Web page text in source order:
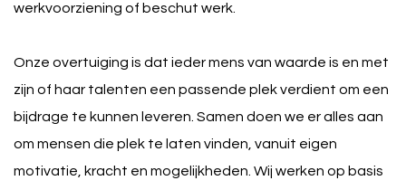
werkvoorziening of beschut werk.
Onze overtuiging is dat ieder mens van waarde is en met
zijn of haar talenten een passende plek verdient om een
bijdrage te kunnen leveren. Samen doen we er alles aan
om mensen die plek te laten vinden, vanuit eigen
motivatie, kracht en mogelijkheden. Wij werken op basis